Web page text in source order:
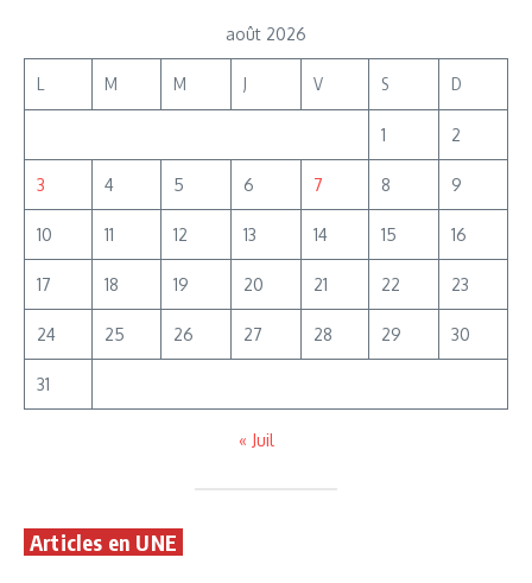
août 2026
L M M J V S D
1 2
3 4 5 6 7 8 9
10 11 12 13 14 15 16
17 18 19 20 21 22 23
24 25 26 27 28 29 30
31
« Juil
Articles en UNE